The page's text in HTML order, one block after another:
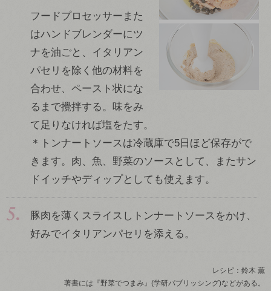
フードプロセッサーまた
はハンドブレンダーにツ
ナを油ごと、イタリアン
パセリを除く他の材料を
合わせ、ペースト状にな
るまで攪拌する。味をみ
て足りなければ塩をたす。
＊トンナートソースは冷蔵庫で5日ほど保存がで
きます。肉、魚、野菜のソースとして、またサン
ドイッチやディップとしても使えます。
豚肉を薄くスライスしトンナートソースをかけ、
好みでイタリアンパセリを添える。
レシピ：鈴木 薫
著書には『野菜でつまみ』(学研パブリッシング)などがある。